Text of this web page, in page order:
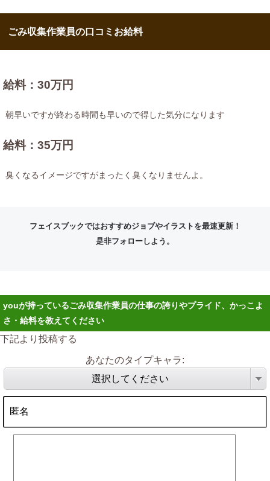
ごみ収集作業員の口コミお給料
給料：30万円
朝早いですが終わる時間も早いので得した気分になります
給料：35万円
臭くなるイメージですがまったく臭くなりませんよ。
フェイスブックではおすすめジョブやイラストを最速更新！
是非フォローしよう。
youが持っているごみ収集作業員の仕事の誇りやプライド、かっこよ
さ・給料を教えてください
下記より投稿する
あなたのタイプキャラ:
選択してください